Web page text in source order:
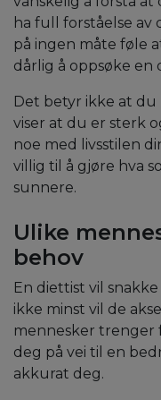
ha full forståelse av
på ingen måte føle
dårlig å oppsøke en
Det betyr ikke at
viser at du er sterk
noe med livsstilen
villig til å gjøre hva
sunnere.
Ulike
behov
En diettist vil
ikke minst vil de
mennesker trenger
deg på vei til en
akkurat deg.